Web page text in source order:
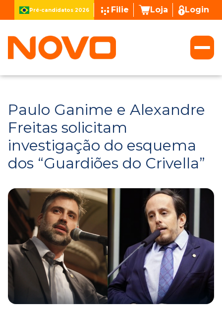
Pré-candidatos 2026 Filie Loja Login
Paulo Ganime e Alexandre
Freitas solicitam
investigação do esquema
dos “Guardiões do Crivella”